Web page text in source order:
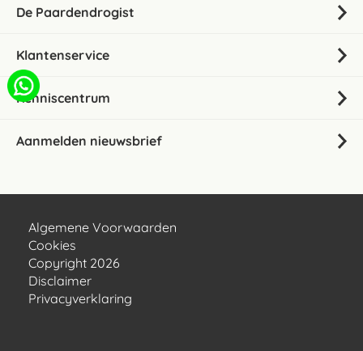
De Paardendrogist
Klantenservice
Kenniscentrum
Aanmelden nieuwsbrief
Algemene Voorwaarden
Cookies
Copyright 2026
Disclaimer
Privacyverklaring